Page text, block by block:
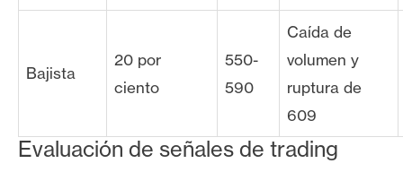
Bajista
20 por
ciento
550-
590
Caída de
volumen y
ruptura de
609
Evaluación de señales de trading